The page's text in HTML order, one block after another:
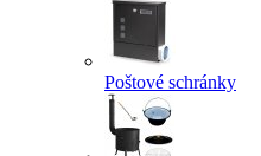
Poštové schránky